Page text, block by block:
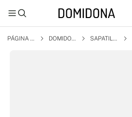
PÁGINA I
DOMIDON
SAPATILH